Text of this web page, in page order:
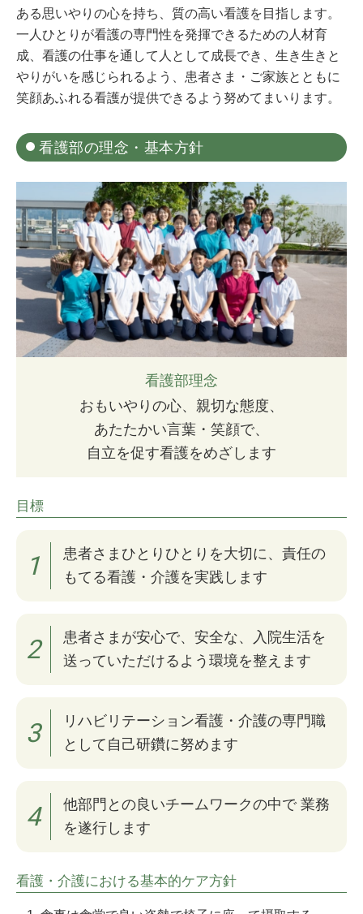
ある思いやりの心を持ち、質の高い看護を目指します。
一人ひとりが看護の専門性を発揮できるための人材育
成、看護の仕事を通して人として成長でき、生き生きと
やりがいを感じられるよう、患者さま・ご家族とともに
笑顔あふれる看護が提供できるよう努めてまいります。
看護部の理念・基本方針
看護部理念
おもいやりの心、親切な態度、
あたたかい言葉・笑顔で、
自立を促す看護をめざします
目標
1
患者さまひとりひとりを大切に、責任の
もてる看護・介護を実践します
2
患者さまが安心で、安全な、入院生活を
送っていただけるよう環境を整えます
3
リハビリテーション看護・介護の専門職
として自己研鑽に努めます
4
他部門との良いチームワークの中で 業務
を遂行します
看護・介護における基本的ケア方針